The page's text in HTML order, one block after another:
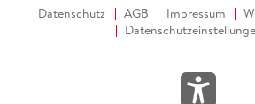
Datenschutz AGB Impressum